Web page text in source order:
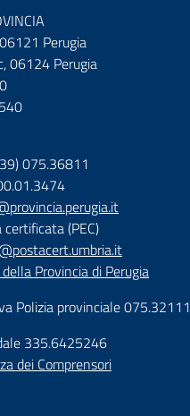
Perugia
06124 Perugia
075.36811
(PEC)
Provincia di Perugia
Polizia provinciale 075.32111
335.6425246
dei Comprensori